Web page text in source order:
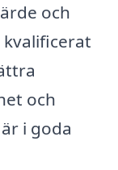
och
och
i goda